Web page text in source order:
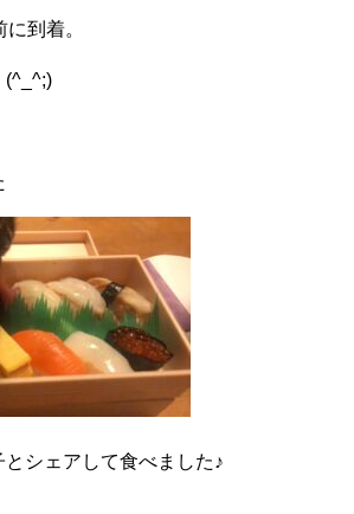
到着。
(^_^;)
シェアして食べました♪